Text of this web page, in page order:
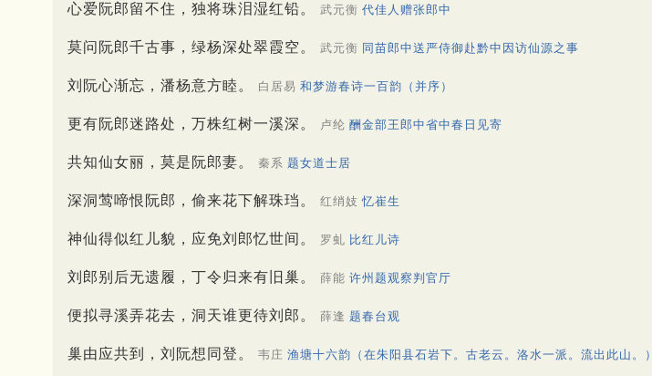
心爱阮郎留不住，独将珠泪湿红铅。 武元衡 代佳人赠张郎中
莫问阮郎千古事，绿杨深处翠霞空。 武元衡 同苗郎中送严侍御赴黔中因访仙源之事
刘阮心渐忘，潘杨意方睦。 白居易 和梦游春诗一百韵（并序）
更有阮郎迷路处，万株红树一溪深。 卢纶 酬金部王郎中省中春日见寄
共知仙女丽，莫是阮郎妻。 秦系 题女道士居
深洞莺啼恨阮郎，偷来花下解珠珰。 红绡妓忆崔生
神仙得似红儿貌，应免刘郎忆世间。 罗虬 比红儿诗
刘郎别后无遗履，丁令归来有旧巢。 薛能 许州题观察判官厅
便拟寻溪弄花去，洞天谁更待刘郎。 薛逢 题春台观
巢由应共到，刘阮想同登。 韦庄 渔塘十六韵（在朱阳县石岩下。古老云。洛水一派。流出此山。）